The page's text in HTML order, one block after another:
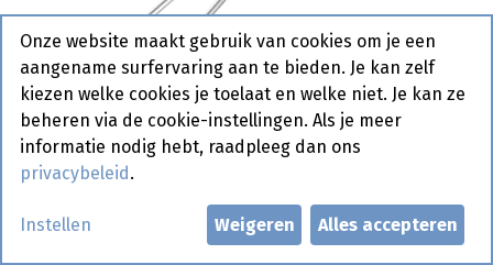
171417 Serveertang Gebogen
Onze website maakt gebruik van cookies om je een
aangename surfervaring aan te bieden. Je kan zelf
kiezen welke cookies je toelaat en welke niet. Je kan ze
beheren via de cookie-instellingen. Als je meer
informatie nodig hebt, raadpleeg dan ons
privacybeleid .
Instellen Weigeren Alles accepteren